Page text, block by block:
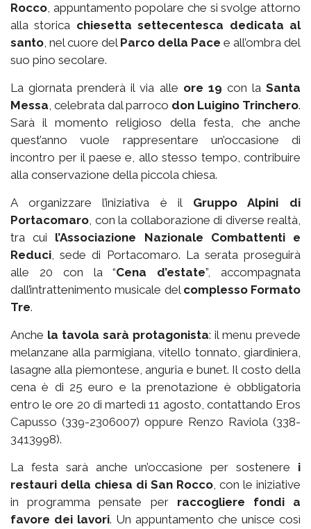
Rocco, appuntamento popolare che si svolge attorno
alla storica chiesetta settecentesca dedicata al
santo, nel cuore del Parco della Pace e all’ombra del
suo pino secolare.
La giornata prenderà il via alle ore 19 con laSanta
Messa, celebrata dal parroco don Luigino Trinchero.
Sarà il momento religioso della festa, che anche
quest’anno vuole rappresentare un’occasione di
incontro per il paese e, allo stesso tempo, contribuire
alla conservazione della piccola chiesa.
A organizzare l’iniziativa è il Gruppo Alpini di
Portacomaro, con la collaborazione di diverse realtà,
tra cui l’Associazione Nazionale Combattenti e
Reduci, sede di Portacomaro. La serata proseguirà
alle 20 con la “Cena d’estate”, accompagnata
dall’intrattenimento musicale del complesso Formato
Tre.
Anche la tavola sarà protagonista: il menu prevede
melanzane alla parmigiana, vitello tonnato, giardiniera,
lasagne alla piemontese, anguria e bunet. Il costo della
cena è di 25 euro e la prenotazione è obbligatoria
entro le ore 20 di martedì 11 agosto, contattando Eros
Capusso (339-2306007) oppure Renzo Raviola (338-
3413998).
La festa sarà anche un’occasione per sostenere i
restauri della chiesa di San Rocco, con le iniziative
in programma pensate per raccogliere fondi a
favore dei lavori. Un appuntamento che unisce così